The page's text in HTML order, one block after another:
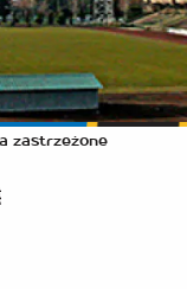
zastrzeżone